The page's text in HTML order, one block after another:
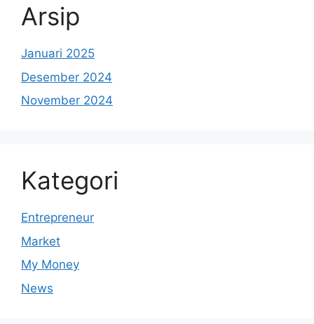
Arsip
Januari 2025
Desember 2024
November 2024
Kategori
Entrepreneur
Market
My Money
News